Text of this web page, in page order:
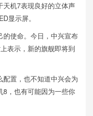
天机7表现良好的立体声
显示屏。
的使命。今日，中兴宣布
表示，新的旗舰即将到
置，也不知道中兴会为
8，也有可能因为一些你